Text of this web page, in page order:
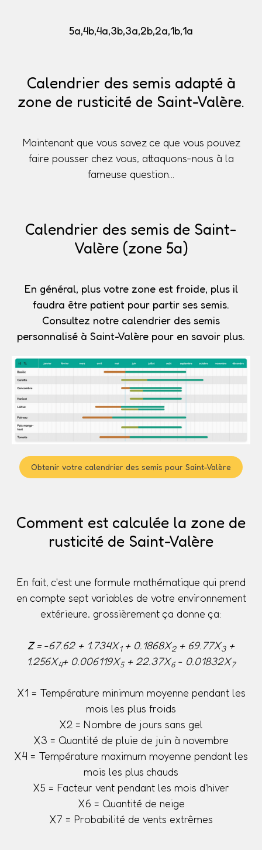
5a,4b,4a,3b,3a,2b,2a,1b,1a
Calendrier des semis adapté à
zone de rusticité de Saint-Valère.
Maintenant que vous savez ce que vous pouvez
faire pousser chez vous, attaquons-nous à la
fameuse question...
Calendrier des semis de Saint-
Valère (zone 5a)
En général, plus votre zone est froide, plus il
faudra être patient pour partir ses semis.
Consultez notre calendrier des semis
personnalisé à Saint-Valère pour en savoir plus.
Obtenir votre calendrier des semis pour Saint-Valère
Comment est calculée la zone de
rusticité de Saint-Valère
En fait, c'est une formule mathématique qui prend
en compte sept variables de votre environnement
extérieure, grossièrement ça donne ça:
Z= -67.62 + 1.734X1+ 0.1868X2+ 69.77X3+
1.256X4+ 0.006119X5+ 22.37X6- 0.01832X7
X1 = Température minimum moyenne pendant les
mois les plus froids
X2 = Nombre de jours sans gel
X3 = Quantité de pluie de juin à novembre
X4 = Température maximum moyenne pendant les
mois les plus chauds
X5 = Facteur vent pendant les mois d'hiver
X6 = Quantité de neige
X7 = Probabilité de vents extrêmes